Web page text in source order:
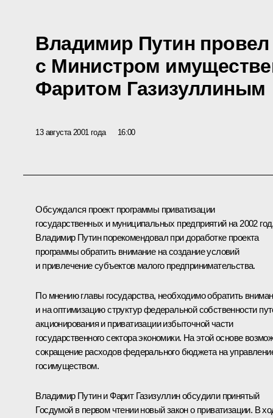
Владимир Путин
с Министром
Фаритом Газизуллиным
13 августа 2001 года 16:00
Обсуждался проект программы приватизации
государственных и муниципальных предприятий на 2002
Владимир Путин порекомендовал при доработке проекта
программы обратить внимание на создание условий
и привлечение субъектов малого предпринимательства.
По мнению главы государства, необходимо обратить
и на оптимизацию структур федеральной собственности
акционирования и приватизации избыточной части
государственного сектора экономики. На этой основе
сокращение расходов федерального бюджета на
госимуществом.
Владимир Путин и Фарит Газизуллин обсудили принятый
Госдумой в первом чтении новый закон о приватизации. В